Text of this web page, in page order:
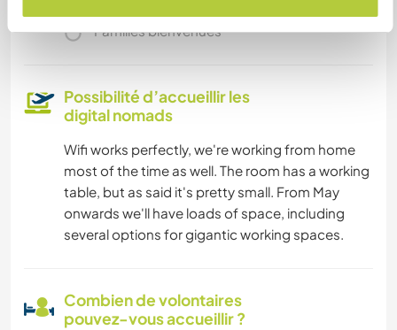
Familles bienvenues
Possibilité d’accueillir les
digital nomads
Wifi works perfectly, we're working from home
most of the time as well. The room has a working
table, but as said it's pretty small. From May
onwards we'll have loads of space, including
several options for gigantic working spaces.
Combien de volontaires
pouvez-vous accueillir ?